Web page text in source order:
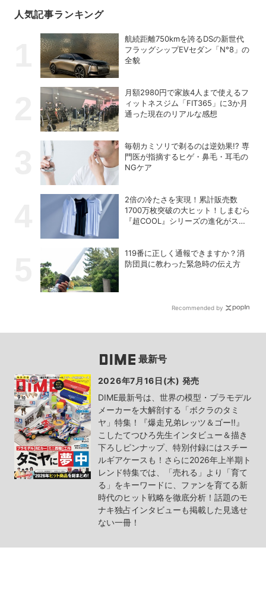
人気記事ランキング
航続距離750kmを誇るDSの新世代
フラッグシップEVセダン「N°8」の
全貌
月額2980円で家族4人まで使えるフ
ィットネスジム「FIT365」に3か月
通った現在のリアルな感想
毎朝カミソリで剃るのは逆効果!? 専
門医が指摘するヒゲ・鼻毛・耳毛の
NGケア
2倍の冷たさを実現！累計販売数
1700万枚突破の大ヒット！しまむら
『超COOL』シリーズの進化がスゴ
119番に正しく通報できますか？消
防団員に教わった緊急時の伝え方
Recommended by
最新号
2026年7月16日(木) 発売
DIME最新号は、世界の模型・プラモデル
メーカーを大解剖する「ボクラのタミ
ヤ」特集！『爆走兄弟レッツ＆ゴー!!』
こしたてつひろ先生インタビュー＆描き
下ろしピンナップ、特別付録にはスチー
ルギアケースも！さらに2026年上半期ト
レンド特集では、「売れる」より「育て
る」をキーワードに、ファンを育てる新
時代のヒット戦略を徹底分析！話題のモ
ナキ独占インタビューも掲載した見逃せ
ない一冊！